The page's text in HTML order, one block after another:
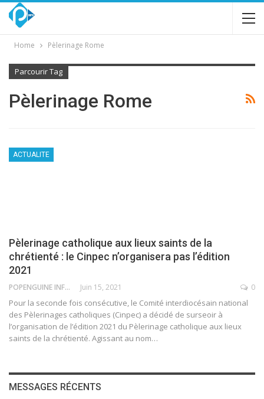
Home Pèlerinage Rome
Parcourir Tag
Pèlerinage Rome
ACTUALITE
Pèlerinage catholique aux lieux saints de la
chrétienté : le Cinpec n’organisera pas l’édition
2021
POPENGUINE INFO Juin 15, 2021 0
Pour la seconde fois consécutive, le Comité interdiocésain national
des Pèlerinages catholiques (Cinpec) a décidé de surseoir à
l’organisation de l’édition 2021 du Pèlerinage catholique aux lieux
saints de la chrétienté. Agissant au nom…
MESSAGES RÉCENTS